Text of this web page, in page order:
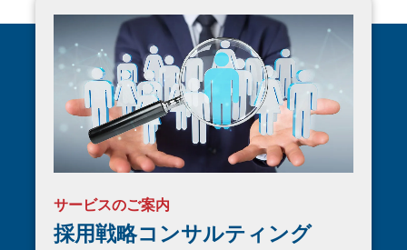
サービスのご案内
採用戦略コンサルティング